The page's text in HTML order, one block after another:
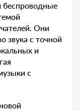
беспроводные
Они
звука с точной
и
с